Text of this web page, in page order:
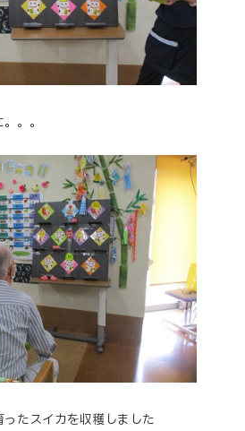
。。
たスイカを収穫しました